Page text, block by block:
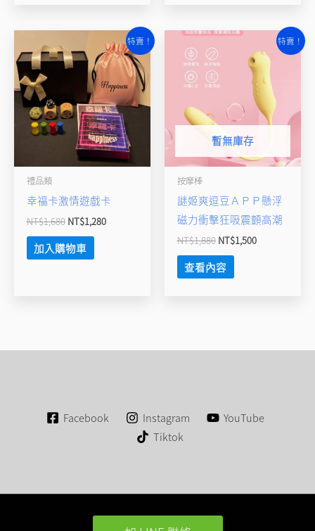
特賣！
禮品類
幸福卡激情遊戲卡
NT$1,680
始
價
格：
NT$1,680。
NT$1,280
前
價
格：
NT$1,280。
加入購物車
特賣！
暫無庫存
按摩棒
謎姬爽逗豆ＡＰＰ懸浮
磁力衝擊狂吸震顫高潮
NT$1,880
原
始
價
格：
NT$1,880。
NT$1,500
價
NT$1,500。
查看內容
Facebook Instagram
YouTube
Tiktok